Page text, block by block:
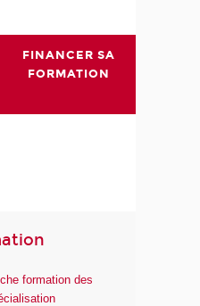
FINANCER SA
FORMATION
formation des